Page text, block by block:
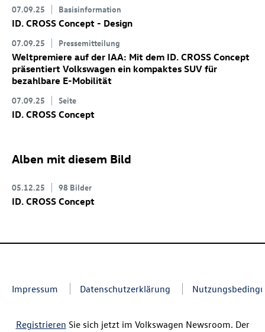
07.09.25 Basisinformation
ID. CROSS Concept - Design
07.09.25 Pressemitteilung
Weltpremiere auf der IAA: Mit dem ID. CROSS Concept
präsentiert Volkswagen ein kompaktes SUV für
bezahlbare E-Mobilität
07.09.25 Seite
ID. CROSS Concept
Alben mit diesem Bild
05.12.25 98 Bilder
ID. CROSS Concept
Impressum Datenschutzerklärung
Registrieren Sie sich jetzt im Volkswagen Newsroom. Der